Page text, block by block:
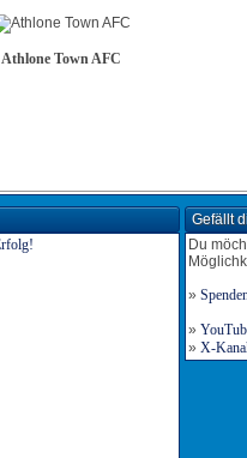
Athlone Town AFC
Gefällt
Du
»
»
» X-